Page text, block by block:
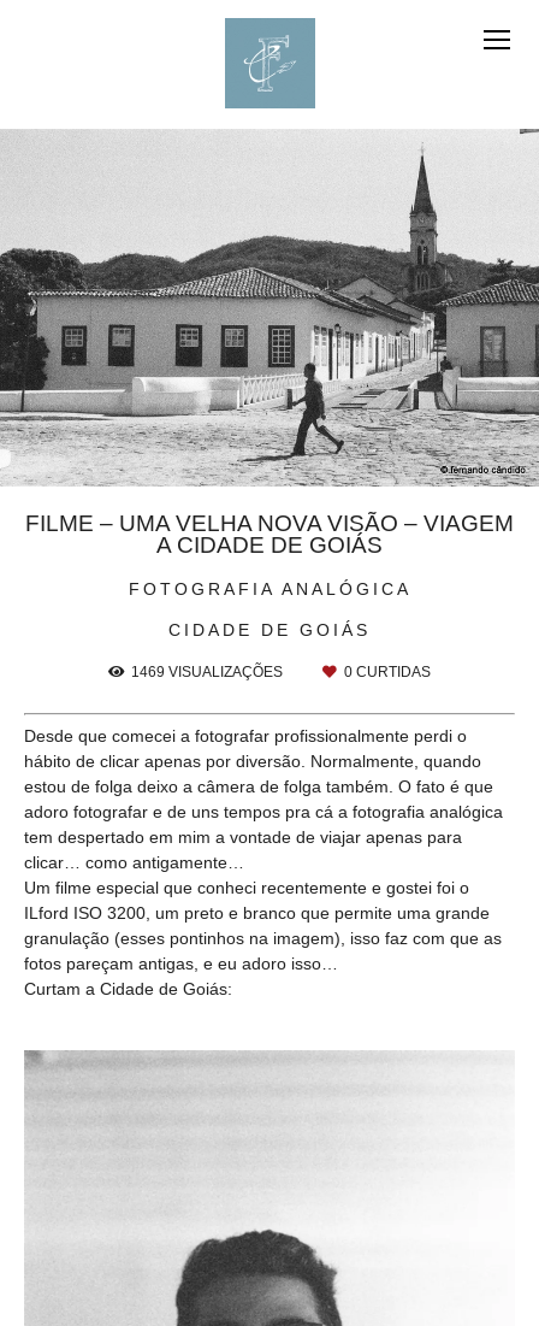
FOTOGRAFIA ANALÓGICA
CIDADE DE GOIÁS
FILME – UMA VELHA NOVA VISÃO – VIAGEM
A CIDADE DE GOIÁS
1469 VISUALIZAÇÕES 0 CURTIDAS
Desde que comecei a fotografar profissionalmente perdi o
hábito de clicar apenas por diversão. Normalmente, quando
estou de folga deixo a câmera de folga também. O fato é que
adoro fotografar e de uns tempos pra cá a fotografia analógica
tem despertado em mim a vontade de viajar apenas para
clicar… como antigamente…
Um filme especial que conheci recentemente e gostei foi o
ILford ISO 3200, um preto e branco que permite uma grande
granulação (esses pontinhos na imagem), isso faz com que as
fotos pareçam antigas, e eu adoro isso…
Curtam a Cidade de Goiás: